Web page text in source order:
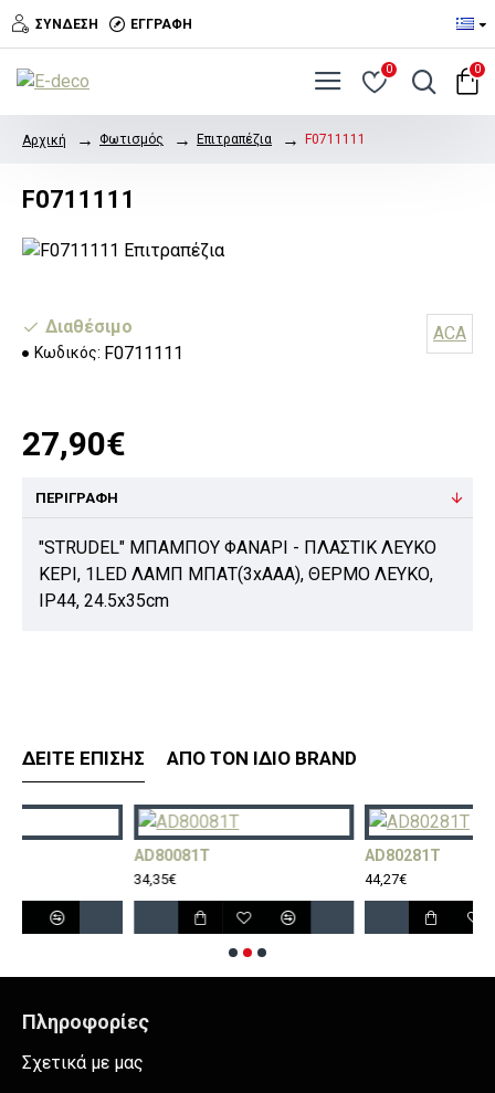
ΣΎΝΔΕΣΗ ΕΓΓΡΑΦΉ
0 0
Αρχική Φωτισμός Επιτραπέζια F0711111
F0711111
Διαθέσιμο
Κωδικός: F0711111
ACA
27,90€
ΠΕΡΙΓΡΑΦΉ
"STRUDEL" MΠΑΜΠΟΥ ΦΑΝΑΡΙ - ΠΛΑΣΤΙΚ ΛΕΥΚΟ
ΚΕΡΙ, 1LED ΛΑΜΠ ΜΠΑΤ(3xAAA), ΘΕΡΜΟ ΛΕΥΚΟ,
IP44, 24.5x35cm
ΔΕΊΤΕ ΕΠΊΣΗΣ ΑΠΌ ΤΟΝ ΊΔΙΟ BRAND
AD80081T AD80281T
Πληροφορίες
Σχετικά με μας